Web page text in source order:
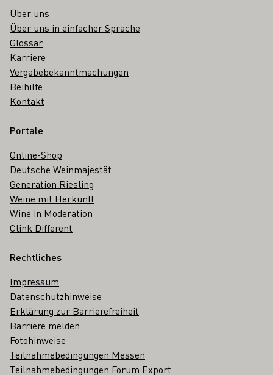
Über uns
Über uns in einfacher Sprache
Glossar
Karriere
Vergabebekanntmachungen
Beihilfe
Kontakt
Portale
Online-Shop
Deutsche Weinmajestät
Generation Riesling
Weine mit Herkunft
Wine in Moderation
Clink Different
Rechtliches
Impressum
Datenschutzhinweise
Erklärung zur Barrierefreiheit
Barriere melden
Fotohinweise
Teilnahmebedingungen Messen
Teilnahmebedingungen Forum Export